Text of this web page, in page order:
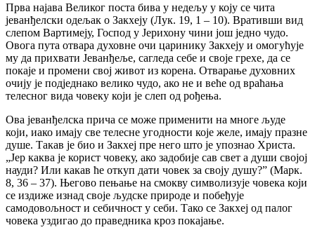
Прва најава Великог поста бива у недељу у коју се чита
јеванђелски одељак о Закхеју (Лук. 19, 1 – 10). Вративши вид
слепом Вартимеју, Господ у Јерихону чини још једно чудо.
Овога пута отвара духовне очи царинику Закхеју и омогућује
му да прихвати Јеванђеље, сагледа себе и своје грехе, да се
покаје и промени свој живот из корена. Отварање духовних
очију је подједнако велико чудо, ако не и веће од враћања
телесног вида човеку који је слеп од рођења.
Ова јеванђелска прича се може применити на многе људе
који, иако имају све телесне угодности које желе, имају празне
душе. Такав је био и Закхеј пре него што је упознао Христа.
„Јер каква је корист човеку, ако задобије сав свет а души својој
науди? Или какав ће откуп дати човек за своју душу?” (Марк.
8, 36 – 37). Његово пењање на смокву символизује човека који
се издиже изнад своје људске природе и побеђује
самодовољност и себичност у себи. Тако се Закхеј од палог
човека уздигао до праведника кроз покајање.